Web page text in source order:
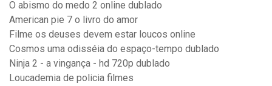
O abismo do medo 2 online dublado
American pie 7 o livro do amor
Filme os deuses devem estar loucos online
Cosmos uma odisséia do espaço-tempo dublado
Ninja 2 - a vingança - hd 720p dublado
Loucademia de policia filmes